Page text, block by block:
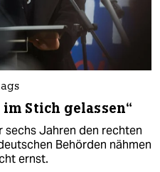
Stich gelassen“
Jahren den rechten
Behörden nähmen
ernst.